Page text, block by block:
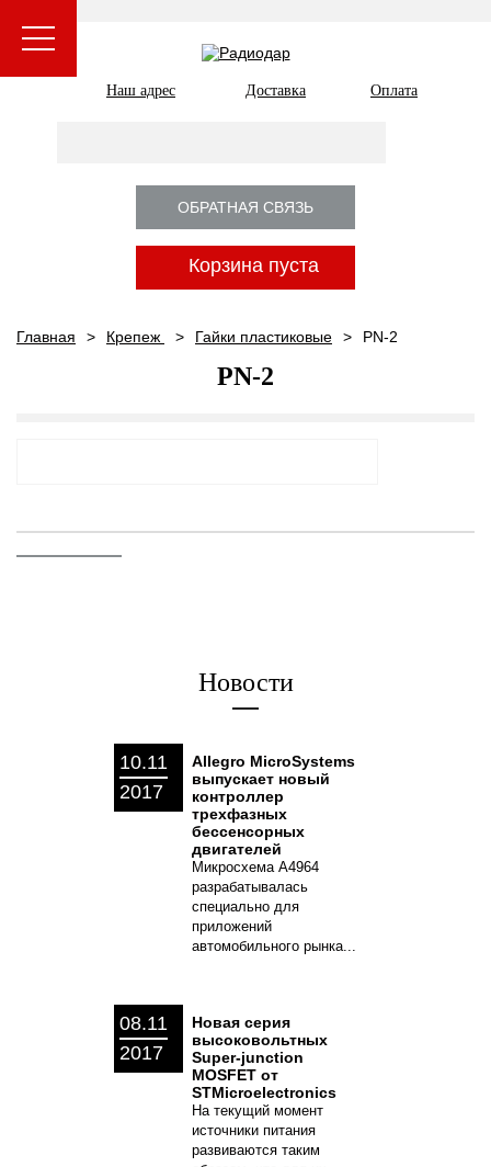
Наш адрес Доставка Оплата
ОБРАТНАЯ СВЯЗЬ
Корзина пуста
Главная Крепеж Гайки пластиковые PN-2
Новости
10.11
2017
Allegro MicroSystems
выпускает новый
контроллер
трехфазных
бессенсорных
двигателей
Микросхема A4964
разрабатывалась
специально для
приложений
автомобильного рынка...
08.11
2017
Новая серия
высоковольтных
Super-junction
MOSFET от
STMicroelectronics
На текущий момент
источники питания
развиваются таким
PN-2